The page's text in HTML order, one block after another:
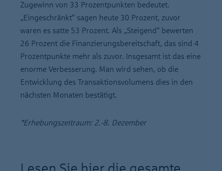
Zugewinn von 33 Prozentpunkten bedeutet.
„Eingeschränkt“ sagen heute 30 Prozent, zuvor
waren es satte 53 Prozent. Als „Steigend“ bewerten
26 Prozent die Finanzierungsbereitschaft, das sind 4
Prozentpunkte mehr als zuvor. Insgesamt ist das eine
enorme Verbesserung. Man wird sehen, ob die
Entwicklung des Transaktionsvolumens dies in den
nächsten Monaten bestätigt.
*Erhebungszeitraum: 2.-8. Dezember